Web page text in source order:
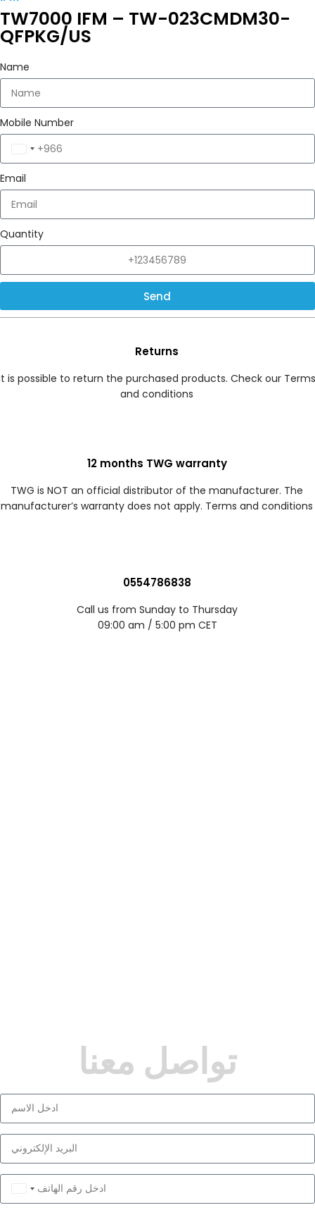
TW7000 IFM – TW-023CMDM30-
QFPKG/US
Name
Mobile Number
Saudi
Arabia
+966
Email
Quantity
Send
Returns
is possible to return the purchased products. Check our Terms
and conditions
12 months TWG warranty
TWG is NOT an official distributor of the manufacturer. The
manufacturer’s warranty does not apply. Terms and conditions
0554786838
Call us from Sunday to Thursday
09:00 am / 5:00 pm CET
تواصل معنا
Saudi
Arabia